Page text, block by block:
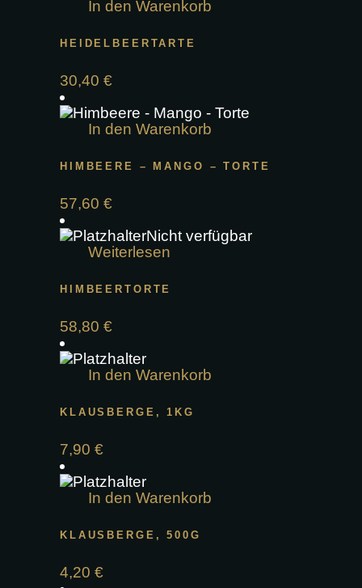
In den Warenkorb
HEIDELBEERTARTE
30,40 €
In den Warenkorb
HIMBEERE – MANGO – TORTE
57,60 €
Nicht verfügbar
Weiterlesen
HIMBEERTORTE
58,80 €
In den Warenkorb
KLAUSBERGE, 1KG
7,90 €
In den Warenkorb
KLAUSBERGE, 500G
4,20 €